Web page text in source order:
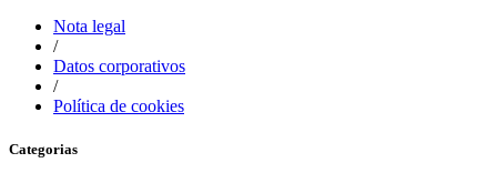
Nota legal
/
Datos corporativos
/
Política de cookies
Categorias